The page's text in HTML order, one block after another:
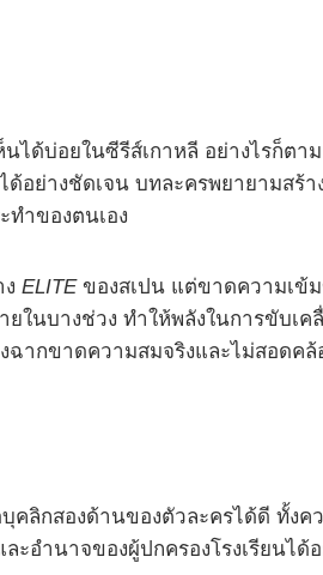
ได้บ่อยในซีรีส์เกาหลี อย่างไรก็ตา
อย่างชัดเจน บทละครพยายามสร้า
ำของตนเอง
ELITEของสเปน แต่ขาดความเข้
นบางช่วง ทำให้พลังในการขับเค
ากขาดความสมจริงและไม่สอดค
คลิกสองด้านของตัวละครได้ดี ทั้ง
ะอำนาจของผู้ปกครองโรงเรียนได้